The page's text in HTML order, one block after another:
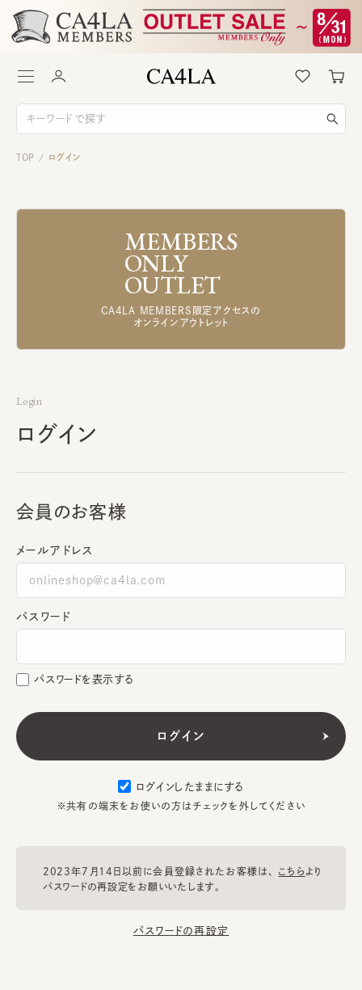
TOP / ログイン
MEMBERS
ONLY
OUTLET
CA4LA MEMBERS限定アクセスの
オンラインアウトレット
Login
ログイン
会員のお客様
メールアドレス
パスワード
パスワードを表示する
ログインしたままにする
※共有の端末をお使いの方はチェックを外してください
2023年7月14日以前に会員登録されたお客様は、 こちらより
パスワードの再設定をお願いいたします。
パスワードの再設定